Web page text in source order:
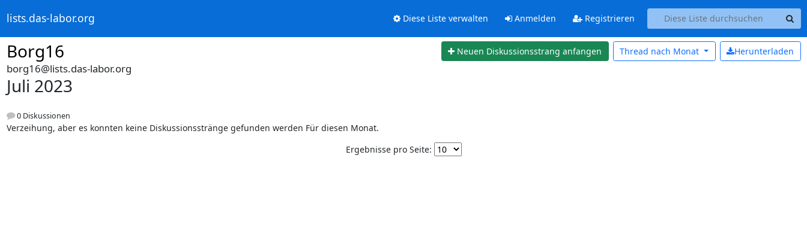
lists.das-labor.org Diese Liste verwalten Anmelden Registrieren
Borg16 Neuen Diskussionsstrang anfangen Herunterladen
Thread nach Monat
borg16@lists.das-labor.org
Juli 2023
0 Diskussionen
Verzeihung, aber es konnten keine Diskussionsstränge gefunden werden Für diesen Monat.
Ergebnisse pro Seite: